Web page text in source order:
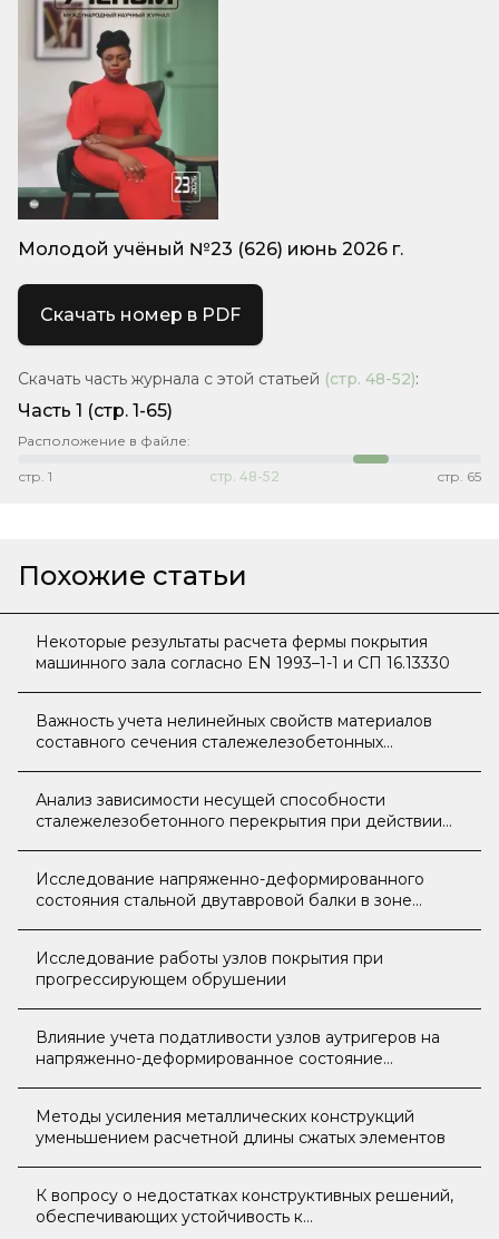
Молодой учёный №23 (626) июнь 2026 г.
Скачать номер в PDF
Скачать часть журнала с этой статьей (стр. 48-52):
Часть 1 (стр. 1-65)
Расположение в файле:
стр. 1 стр. 48-52 стр. 65
Похожие статьи
Некоторые результаты расчета фермы покрытия
машинного зала согласно EN 1993–1-1 и СП 16.13330
Важность учета нелинейных свойств материалов
составного сечения сталежелезобетонных
Анализ зависимости несущей способности
сталежелезобетонного перекрытия при действии
профилированного настила
Исследование напряженно-деформированного
состояния стальной двутавровой балки в зоне
Исследование работы узлов покрытия при
прогрессирующем обрушении
Влияние учета податливости узлов аутригеров на
напряженно-деформированное состояние
Методы усиления металлических конструкций
уменьшением расчетной длины сжатых элементов
К вопросу о недостатках конструктивных решений,
обеспечивающих устойчивость к